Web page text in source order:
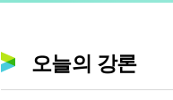
오늘의 강론